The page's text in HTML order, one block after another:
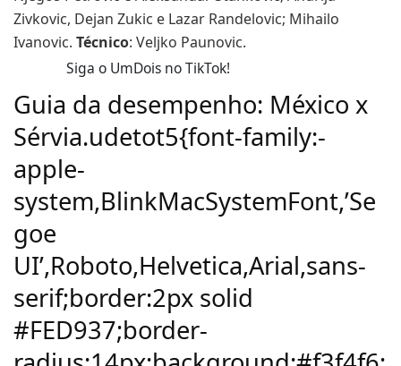
Zivkovic, Dejan Zukic e Lazar Randelovic; Mihailo
Ivanovic. Técnico: Veljko Paunovic.
Siga o UmDois no TikTok!
Guia da desempenho: México x
Sérvia.udetot5{font-family:-
apple-
system,BlinkMacSystemFont,’Se
goe
UI’,Roboto,Helvetica,Arial,sans-
serif;border:2px solid
#FED937;border-